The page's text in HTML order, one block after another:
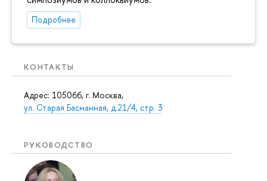
Подробнее
КОНТАКТЫ
Адрес: 105066, г. Москва,
ул. Старая Басманная, д.21/4, стр. 3
РУКОВОДСТВО